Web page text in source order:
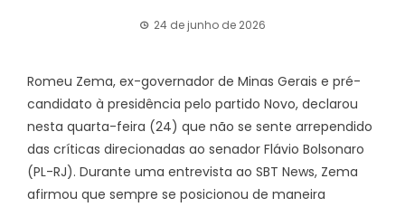
24 de junho de 2026
Romeu Zema, ex-governador de Minas Gerais e pré-
candidato à presidência pelo partido Novo, declarou
nesta quarta-feira (24) que não se sente arrependido
das críticas direcionadas ao senador Flávio Bolsonaro
(PL-RJ). Durante uma entrevista ao SBT News, Zema
afirmou que sempre se posicionou de maneira